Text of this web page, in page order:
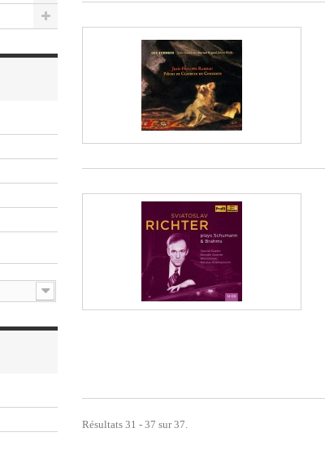
Résultats 31 - 37 sur 37.